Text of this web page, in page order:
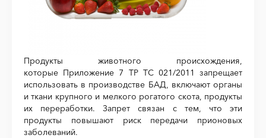
Продукты животного происхождения,
которые Приложение 7 ТР ТС 021/2011 запрещает
использовать в производстве БАД, включают органы
и ткани крупного и мелкого рогатого скота, продукты
их переработки. Запрет связан с тем, что эти
продукты повышают риск передачи прионовых
заболеваний.